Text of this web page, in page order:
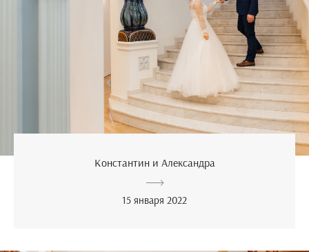
Константин и Александра
15 января 2022